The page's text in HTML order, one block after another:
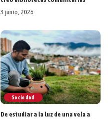
3 junio, 2026
Sociedad
De estudiar a la luz de una vela a